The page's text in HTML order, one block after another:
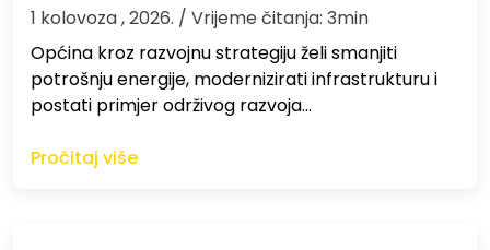
1 kolovoza , 2026. / Vrijeme čitanja: 3min
Općina kroz razvojnu strategiju želi smanjiti
potrošnju energije, modernizirati infrastrukturu i
postati primjer održivog razvoja…
Pročitaj više